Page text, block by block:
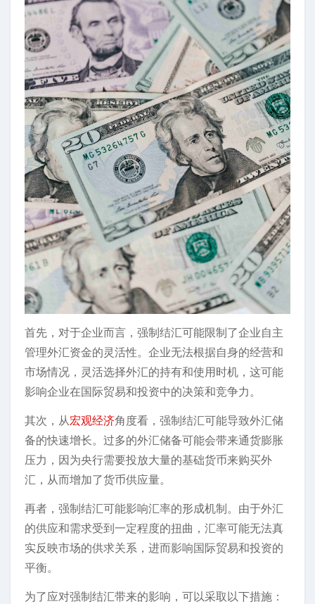
首先，对于企业而言，强制结汇可能限制了企业自主
管理外汇资金的灵活性。企业无法根据自身的经营和
市场情况，灵活选择外汇的持有和使用时机，这可能
影响企业在国际贸易和投资中的决策和竞争力。
其次，从宏观经济角度看，强制结汇可能导致外汇储
备的快速增长。过多的外汇储备可能会带来通货膨胀
压力，因为央行需要投放大量的基础货币来购买外
汇，从而增加了货币供应量。
再者，强制结汇可能影响汇率的形成机制。由于外汇
的供应和需求受到一定程度的扭曲，汇率可能无法真
实反映市场的供求关系，进而影响国际贸易和投资的
平衡。
为了应对强制结汇带来的影响，可以采取以下措施：